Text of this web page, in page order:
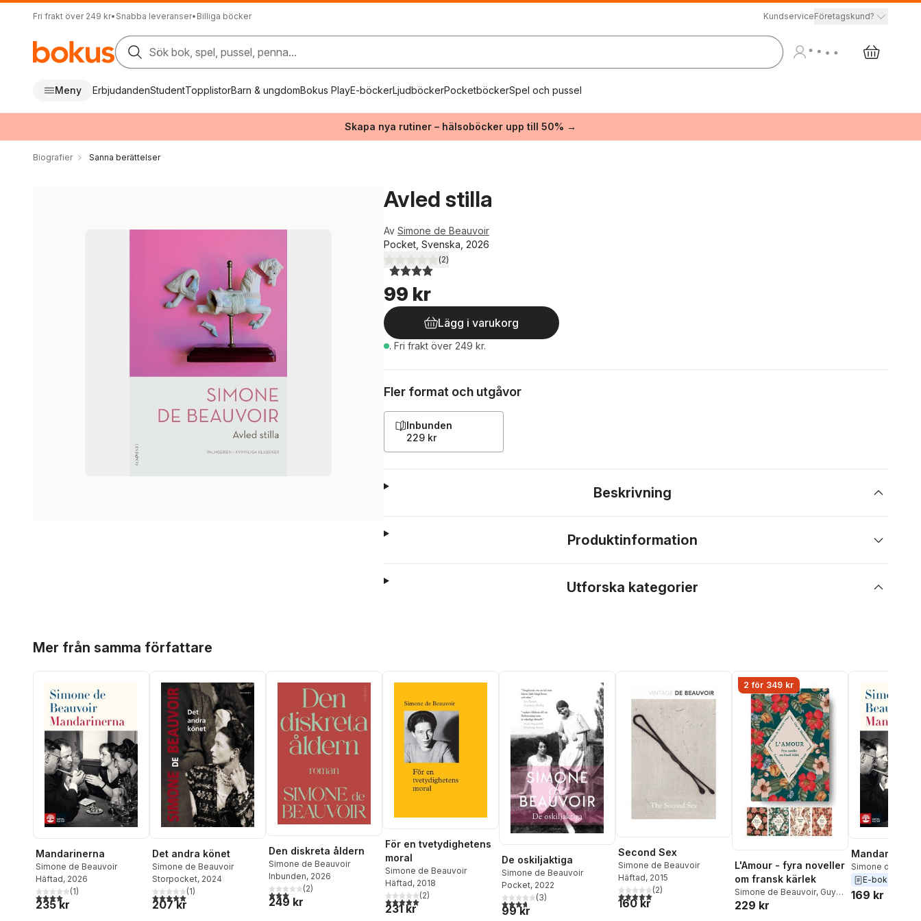
Fri frakt över 249 kr• Snabba leveranser• Billiga böcker KundserviceFöretagskund?
Sök bok, spel, pussel, penna...
Meny ErbjudandenStudentTopplistorBarn & ungdomBokus PlayE-böckerLjudböckerPocketböckerSpel och pussel
Skapa nya rutiner – hälsoböcker upp till 50% →
Biografier Sanna berättelser
Avled stilla
Av Simone de Beauvoir
Pocket, Svenska, 2026
4,0utav 5 stjärnor. Totalt antal röster:
(2)
99 kr
Lägg i varukorg
. Fri frakt över 249 kr.
Fler format och utgåvor
Inbunden
229 kr
Beskrivning
Produktinformation
Utforska kategorier
Mer från samma författare
Mandarinerna
Simone de Beauvoir
Häftad, 2026
4,0utav 5 stjärnor. Totalt antal röster:
(1)
235 kr
Det andra könet
Simone de Beauvoir
Storpocket, 2024
5,0utav 5 stjärnor. Totalt antal röster:
(1)
207 kr
Den diskreta åldern
Simone de Beauvoir
Inbunden, 2026
3,0utav 5 stjärnor. Totalt antal röster:
(2)
249 kr
För en tvetydighetens
moral
Simone de Beauvoir
Häftad, 2018
5,0utav 5 stjärnor. Totalt antal röster:
(2)
231 kr
De oskiljaktiga
Simone de Beauvoir
Pocket, 2022
3,7utav 5 stjärnor. Totalt antal röster:
(3)
99 kr
Second Sex
Simone de Beauvoir
Häftad, 2015
5,0utav 5 stjärnor. Totalt antal röster:
(2)
160 kr
2 för 349 kr
L'Amour - fyra noveller
om fransk kärlek
Simone de Beauvoir, Guy
de Maupassant
229 kr
Mandarinerna
Simone de
E-bok
169 kr